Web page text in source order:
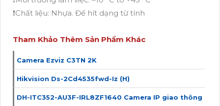
❗Chất liệu: Nhựa. Đế hít dạng từ tính
Tham Khảo Thêm Sản Phẩm Khác
Camera Ezviz C3TN 2K
Hikvision Ds-2Cd4535fwd-Iz (H)
DH-ITC352-AU3F-IRL8ZF1640 Camera IP giao thông